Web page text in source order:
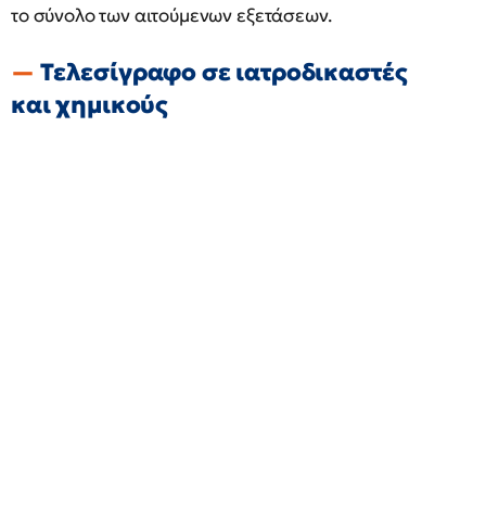
το σύνολο των αιτούμενων εξετάσεων.
Τελεσίγραφο σε ιατροδικαστές
και χημικούς